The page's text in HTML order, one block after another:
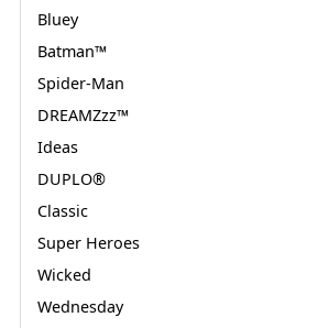
Bluey
Batman™
Spider-Man
DREAMZzz™
Ideas
DUPLO®
Classic
Super Heroes
Wicked
Wednesday